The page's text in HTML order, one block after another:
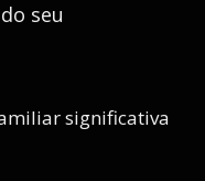
seu
significativa